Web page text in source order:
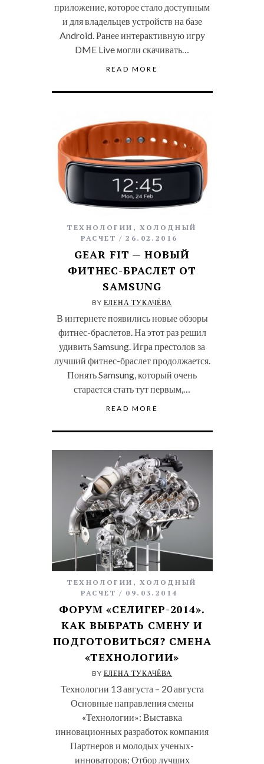
приложение, которое стало доступным
и для владельцев устройств на базе
Android. Ранее интерактивную игру
DME Live могли скачивать…
READ MORE
ТЕХНОЛОГИИ ,ХОЛОДНЫЙ
РАСЧЕТ
26.02.2016
GEAR FIT — НОВЫЙ
ФИТНЕС-БРАСЛЕТ ОТ
SAMSUNG
BY ЕЛЕНА ТУКАЧЁВА
В интернете появились новые обзоры
фитнес-браслетов. На этот раз решил
удивить Samsung. Игра престолов за
лучший фитнес-браслет продолжается.
Понять Samsung, который очень
старается стать тут первым,…
READ MORE
ТЕХНОЛОГИИ ,ХОЛОДНЫЙ
РАСЧЕТ
09.03.2014
ФОРУМ «СЕЛИГЕР-2014».
КАК ВЫБРАТЬ СМЕНУ И
ПОДГОТОВИТЬСЯ? СМЕНА
«ТЕХНОЛОГИИ»
BY ЕЛЕНА ТУКАЧЁВА
Технологии 13 августа – 20 августа
Основные направления смены
«Технологии»: Выставка
инновационных разработок компания
Партнеров и молодых ученых-
инноваторов; Отбор лучших